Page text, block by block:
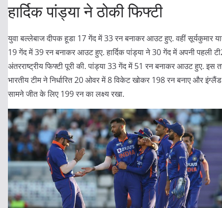
हार्दिक पांड्या ने ठोकी फिफ्टी
युवा बल्लेबाज दीपक हूडा 17 गेंद में 33 रन बनाकर आउट हुए. वहीं सूर्यकुमार
19 गेंद में 39 रन बनाकर आउट हुए. हार्दिक पांड्या ने 30 गेंद में अपनी पहली
अंतरराष्ट्रीय फिफ्टी पूरी की. पांड्या 33 गेंद में 51 रन बनाकर आउट हुए. इस
भारतीय टीम ने निर्धारित 20 ओवर में 8 विकेट खोकर 198 रन बनाए और
सामने जीत के लिए 199 रन का लक्ष्य रखा.